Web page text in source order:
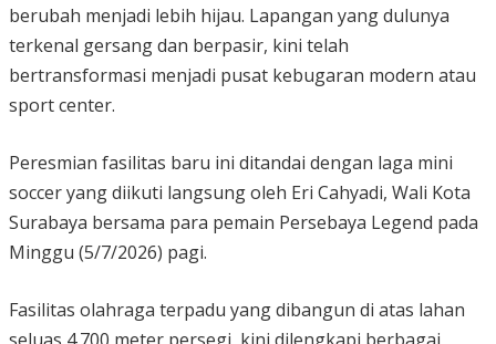
berubah menjadi lebih hijau. Lapangan yang dulunya
terkenal gersang dan berpasir, kini telah
bertransformasi menjadi pusat kebugaran modern atau
sport center.
Peresmian fasilitas baru ini ditandai dengan laga mini
soccer yang diikuti langsung oleh Eri Cahyadi, Wali Kota
Surabaya bersama para pemain Persebaya Legend pada
Minggu (5/7/2026) pagi.
Fasilitas olahraga terpadu yang dibangun di atas lahan